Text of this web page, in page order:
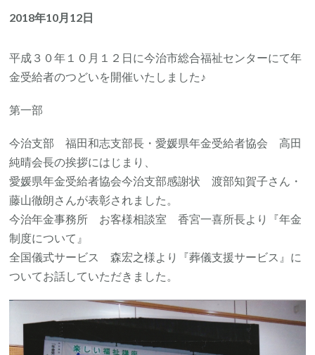
2018年10月12日
平成３０年１０月１２日に今治市総合福祉センターにて年
金受給者のつどいを開催いたしました♪
第一部
今治支部 福田和志支部長・愛媛県年金受給者協会 高田
純晴会長の挨拶にはじまり、
愛媛県年金受給者協会今治支部感謝状 渡部知賀子さん・
藤山徹朗さんが表彰されました。
今治年金事務所 お客様相談室 香宮一喜所長より『年金
制度について』
全国儀式サービス 森宏之様より『葬儀支援サービス』に
ついてお話していただきました。